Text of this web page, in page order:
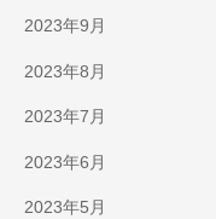
2023年9月
2023年8月
2023年7月
2023年6月
2023年5月